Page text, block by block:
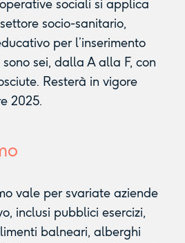
sociali si applica
socio-sanitario,
per l’inserimento
sei, dalla A alla F, con
Resterà in vigore
2025.
vale per svariate aziende
inclusi pubblici esercizi,
balneari, alberghi